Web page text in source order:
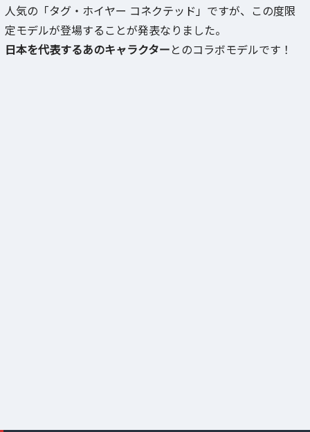
人気の「タグ・ホイヤー コネクテッド」ですが、この度限
定モデルが登場することが発表なりました。
日本を代表するあのキャラクターとのコラボモデルです！